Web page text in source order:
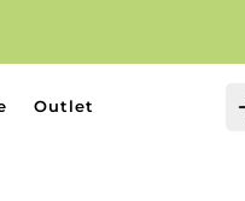
Outlet